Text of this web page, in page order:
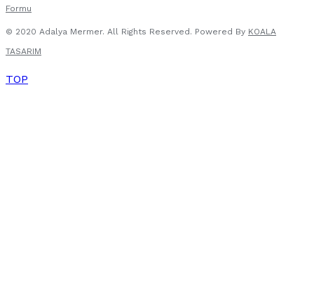
Formu
© 2020 Adalya Mermer. All Rights Reserved. Powered By KOALA
TASARIM
TOP